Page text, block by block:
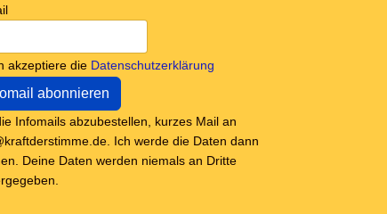
akzeptiere die Datenschutzerklärung
Infomails abzubestellen, kurzes Mail an
Ich werde die Daten dann
Deine Daten werden niemals an Dritte